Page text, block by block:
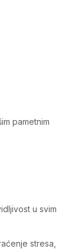
pametnim
u svim
stresa,